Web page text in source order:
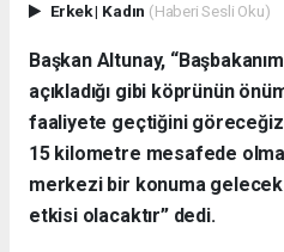
Erkek| Kadın (Haberi Sesli Oku)
Başkan Altunay,
açıkladığı gibi köprünün
faaliyete geçtiğini
15 kilometre mesafede
merkezi bir konuma
etkisi olacaktır” dedi.